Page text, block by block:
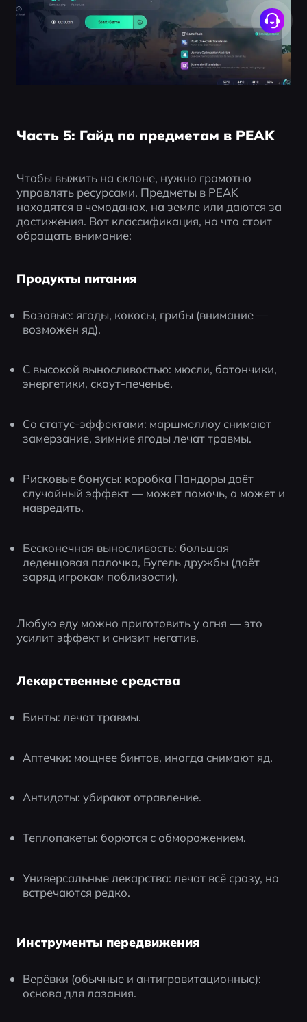
Часть 5: Гайд по предметам в PEAK
Чтобы выжить на склоне, нужно грамотно
управлять ресурсами. Предметы в PEAK
находятся в чемоданах, на земле или даются за
достижения. Вот классификация, на что стоит
обращать внимание:
Продукты питания
Базовые: ягоды, кокосы, грибы (внимание —
возможен яд).
С высокой выносливостью: мюсли, батончики,
энергетики, скаут-печенье.
Со статус-эффектами: маршмеллоу снимают
замерзание, зимние ягоды лечат травмы.
Рисковые бонусы: коробка Пандоры даёт
случайный эффект — может помочь, а может и
навредить.
Бесконечная выносливость: большая
леденцовая палочка, Бугель дружбы (даёт
заряд игрокам поблизости).
Любую еду можно приготовить у огня — это
усилит эффект и снизит негатив.
Лекарственные средства
Бинты: лечат травмы.
Аптечки: мощнее бинтов, иногда снимают яд.
Антидоты: убирают отравление.
Теплопакеты: борются с обморожением.
Универсальные лекарства: лечат всё сразу, но
встречаются редко.
Инструменты передвижения
Верёвки (обычные и антигравитационные):
основа для лазания.